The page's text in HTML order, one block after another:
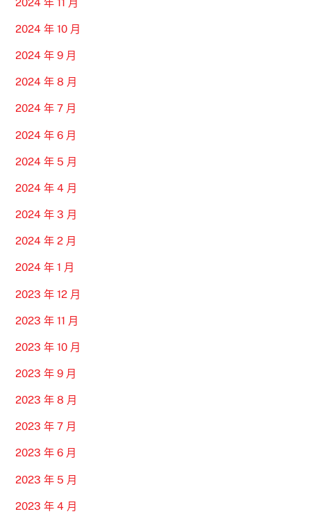
2024 年 10 月
2024 年 9 月
2024 年 8 月
2024 年 7 月
2024 年 6 月
2024 年 5 月
2024 年 4 月
2024 年 3 月
2024 年 2 月
2024 年 1 月
2023 年 12 月
2023 年 11 月
2023 年 10 月
2023 年 9 月
2023 年 8 月
2023 年 7 月
2023 年 6 月
2023 年 5 月
2023 年 4 月